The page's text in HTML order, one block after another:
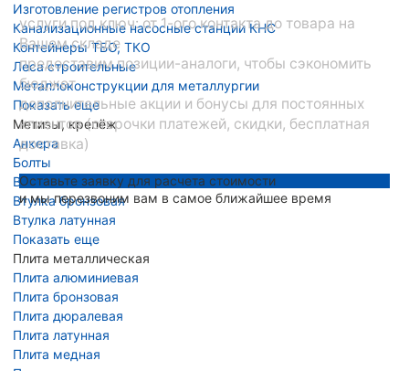
Изготовление регистров отопления
Канализационные насосные станции КНС
Контейнеры ТБО, ТКО
Леса строительные
Металлоконструкции для металлургии
Показать еще
Метизы, крепёж
Анкера
Болты
Винты
Втулка бронзовая
Втулка латунная
Показать еще
Плита металлическая
Плита алюминиевая
Плита бронзовая
Плита дюралевая
Плита латунная
Плита медная
услуги под ключ: от 1-ого контакта до товара на
Вашем складе
предоставим позиции-аналоги, чтобы сэкономить
бюджет
дополнительные акции и бонусы для постоянных
клиентов (отсрочки платежей, скидки, бесплатная
доставка)
Оставьте заявку для расчета стоимости
и мы перезвоним вам в самое ближайшее время